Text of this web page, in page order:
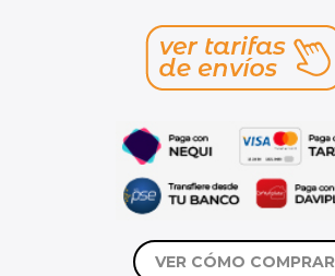
VER CÓMO COMPRAR